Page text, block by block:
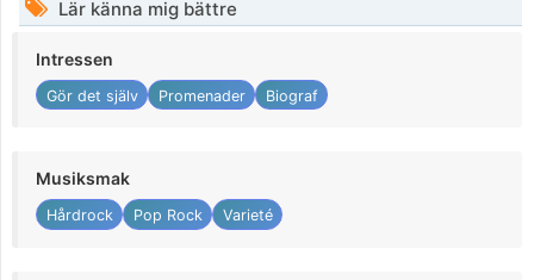
Lär känna mig bättre
Intressen
Gör det själv Promenader Biograf
Musiksmak
Hårdrock Pop Rock Varieté